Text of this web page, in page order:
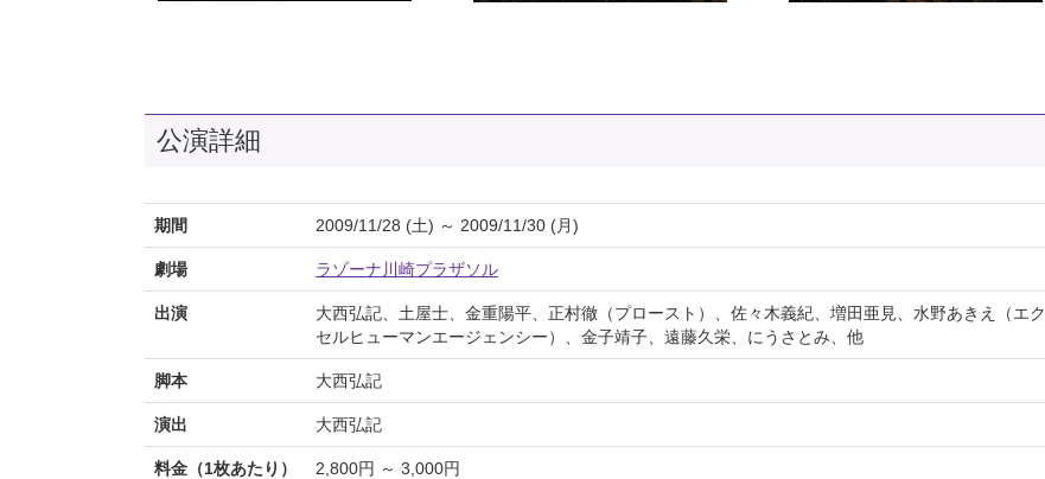
公演詳細
期間 2009/11/28 (土) ～ 2009/11/30 (月)
劇場 ラゾーナ川崎プラザソル
出演
大西弘記、土屋士、金重陽平、正村徹（プロースト）、佐々木義紀、増田亜見、水野あきえ（エク
セルヒューマンエージェンシー）、金子靖子、遠藤久栄、にうさとみ、他
脚本 大西弘記
演出 大西弘記
料金（1枚あたり）
2,800円 ～ 3,000円